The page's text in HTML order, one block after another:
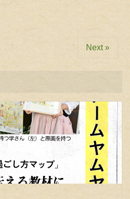
Next »